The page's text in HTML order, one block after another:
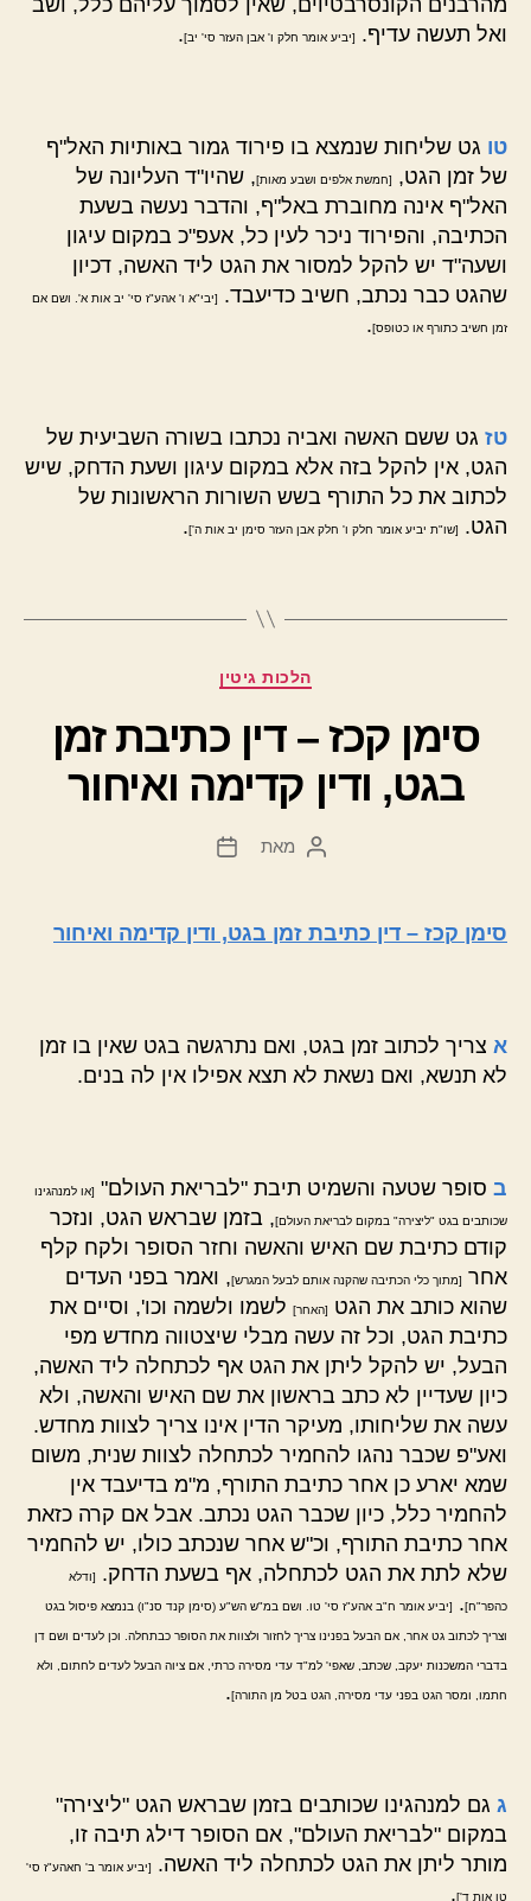
ואל תעשה עדיף.
[יביע אומר חלק ו' אבן העזר סי' יב].
טו גט שליחות שנמצא בו פירוד גמור באותיות האל"ף
של זמן הגט,
[חמשת אלפים ושבע מאות], שהיו"ד העליונה של
האל"ף אינה מחוברת באל"ף, והדבר נעשה בשעת
הכתיבה, והפירוד ניכר לעין כל, אעפ"כ במקום עיגון
ושעה"ד יש להקל למסור את הגט ליד האשה, דכיון
שהגט כבר נכתב, חשיב כדיעבד.
[יבי"א ו' אהע"ז סי' יב אות א'. ושם אם
זמן חשיב כתורף או כטופס].
טז גט ששם האשה ואביה נכתבו בשורה השביעית של
הגט, אין להקל בזה אלא במקום עיגון ושעת הדחק, שיש
לכתוב את כל התורף בשש השורות הראשונות של
הגט.
[שו"ת יביע אומר חלק ו' חלק אבן העזר סימן יב אות ה'].
קטגוריות
הלכות גיטין
סימן קכז – דין כתיבת זמן
בגט, ודין קדימה ואיחור
המחבר
מאת
תאריך
סימן קכז – דין כתיבת זמן בגט, ודין קדימה ואיחור
א צריך לכתוב זמן בגט, ואם נתרגשה בגט שאין בו זמן
לא תנשא, ואם נשאת לא תצא אפילו אין לה בנים.
ב סופר שטעה והשמיט תיבת "לבריאת העולם" [או למנהגינו
שכותבים בגט "ליצירה" במקום לבריאת העולם], בזמן שבראש הגט, ונזכר
קודם כתיבת שם האיש והאשה וחזר הסופר ולקח קלף
אחר [מתוך כלי הכתיבה שהקנה אותם לבעל המגרש], ואמר בפני העדים
שהוא כותב את הגט
[האחר] לשמו ולשמה וכו', וסיים את
כתיבת הגט, וכל זה עשה מבלי שיצטווה מחדש מפי
הבעל, יש להקל ליתן את הגט אף לכתחלה ליד האשה,
כיון שעדיין לא כתב בראשון את שם האיש והאשה, ולא
עשה את שליחותו, מעיקר הדין אינו צריך לצוות מחדש.
ואע"פ שכבר נהגו להחמיר לכתחלה לצוות שנית, משום
שמא יארע כן אחר כתיבת התורף, מ"מ בדיעבד אין
להחמיר כלל, כיון שכבר הגט נכתב. אבל אם קרה כזאת
אחר כתיבת התורף, וכ"ש אחר שנכתב כולו, יש להחמיר
שלא לתת את הגט לכתחלה, אף בשעת הדחק.
[ודלא
כהפר"ח]. [יביע אומר ח"ב אהע"ז סי' טו. ושם במ"ש הש"ע (סימן קנד סנ"ו) בנמצא פיסול בגט
וצריך לכתוב גט אחר, אם הבעל בפנינו צריך לחזור ולצוות את הסופר כבתחלה. וכן לעדים ושם דן
בדברי המשכנות יעקב, שכתב, שאפי' למ"ד עדי מסירה כרתי, אם ציוה הבעל לעדים לחתום, ולא
חתמו, ומסר הגט בפני עדי מסירה, הגט בטל מן התורה].
ג גם למנהגינו שכותבים בזמן שבראש הגט "ליצירה"
במקום "לבריאת העולם", אם הסופר דילג תיבה זו,
מותר ליתן את הגט לכתחלה ליד האשה.
[יביע אומר ב' חאהע"ז סי'
טו אות ד'].